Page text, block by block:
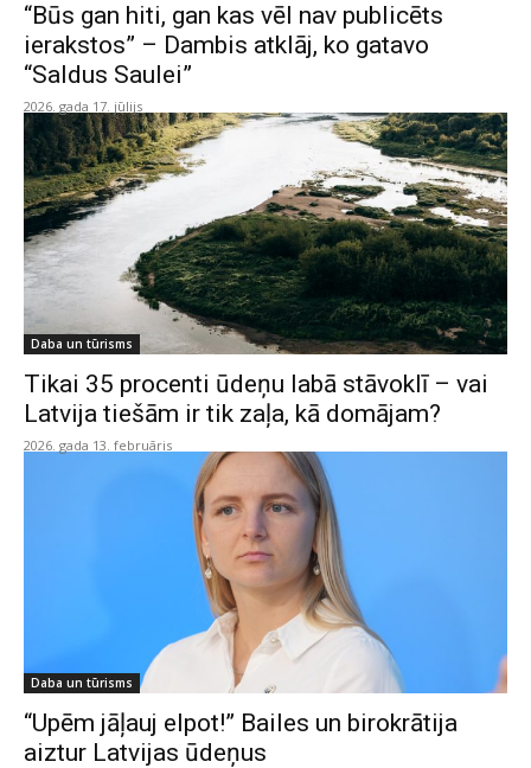
“Būs gan hiti, gan kas vēl nav publicēts
ierakstos” – Dambis atklāj, ko gatavo
“Saldus Saulei”
2026. gada 17. jūlijs
Daba un tūrisms
Tikai 35 procenti ūdeņu labā stāvoklī – vai
Latvija tiešām ir tik zaļa, kā domājam?
2026. gada 13. februāris
Daba un tūrisms
“Upēm jāļauj elpot!” Bailes un birokrātija
aiztur Latvijas ūdeņus